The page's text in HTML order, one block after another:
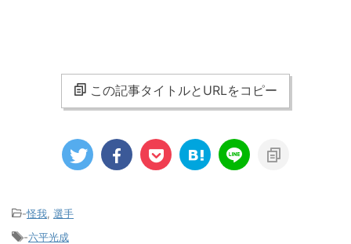
この記事タイトルとURLをコピー
-怪我 選手
-六平光成